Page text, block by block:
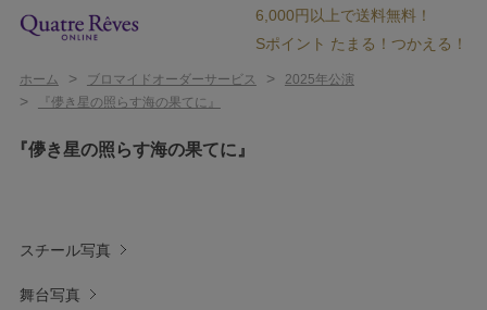
6,000円以上で送料無料！
Sポイント たまる！つかえる！
ホーム > ブロマイドオーダーサービス > 2025年公演
> 『儚き星の照らす海の果てに』
『儚き星の照らす海の果てに』
スチール写真
舞台写真